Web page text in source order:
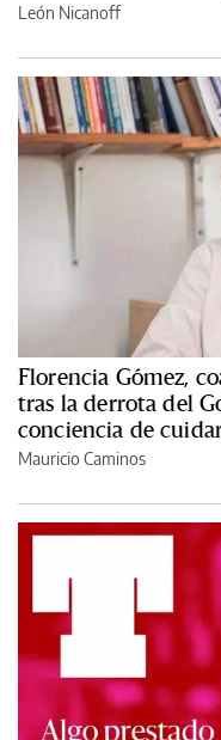
León Nicanoff
Florencia Gómez,
tras la derrota del
conciencia de
Mauricio Caminos